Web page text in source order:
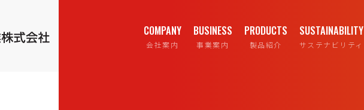
COMPANY
会社案内
BUSINESS
事業案内
PRODUCTS
製品紹介
SUSTAINABILITY
サステナビリティ